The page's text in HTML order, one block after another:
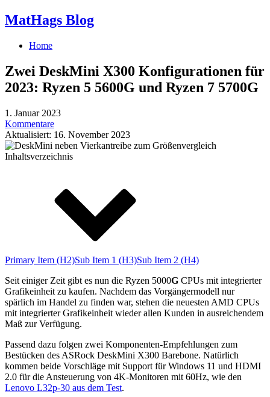
MatHags Blog
Home
Zwei DeskMini X300 Konfigurationen für
2023: Ryzen 5 5600G und Ryzen 7 5700G
1. Januar 2023
Kommentare
Aktualisiert: 16. November 2023
Inhaltsverzeichnis
Primary Item (H2)Sub Item 1 (H3)Sub Item 2 (H4)
Seit einiger Zeit gibt es nun die Ryzen 5000G CPUs mit integrierter
Grafikeinheit zu kaufen. Nachdem das Vorgängermodell nur
spärlich im Handel zu finden war, stehen die neuesten AMD CPUs
mit integrierter Grafikeinheit wieder allen Kunden in ausreichendem
Maß zur Verfügung.
Passend dazu folgen zwei Komponenten-Empfehlungen zum
Bestücken des ASRock DeskMini X300 Barebone. Natürlich
kommen beide Vorschläge mit Support für Windows 11 und HDMI
2.0 für die Ansteuerung von 4K-Monitoren mit 60Hz, wie den
Lenovo L32p-30 aus dem Test.